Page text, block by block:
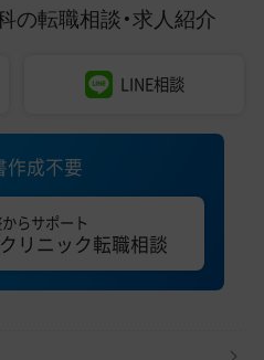
の転職相談・求人紹介
LINE相談
作成不要
らサポート
クリニック転職相談